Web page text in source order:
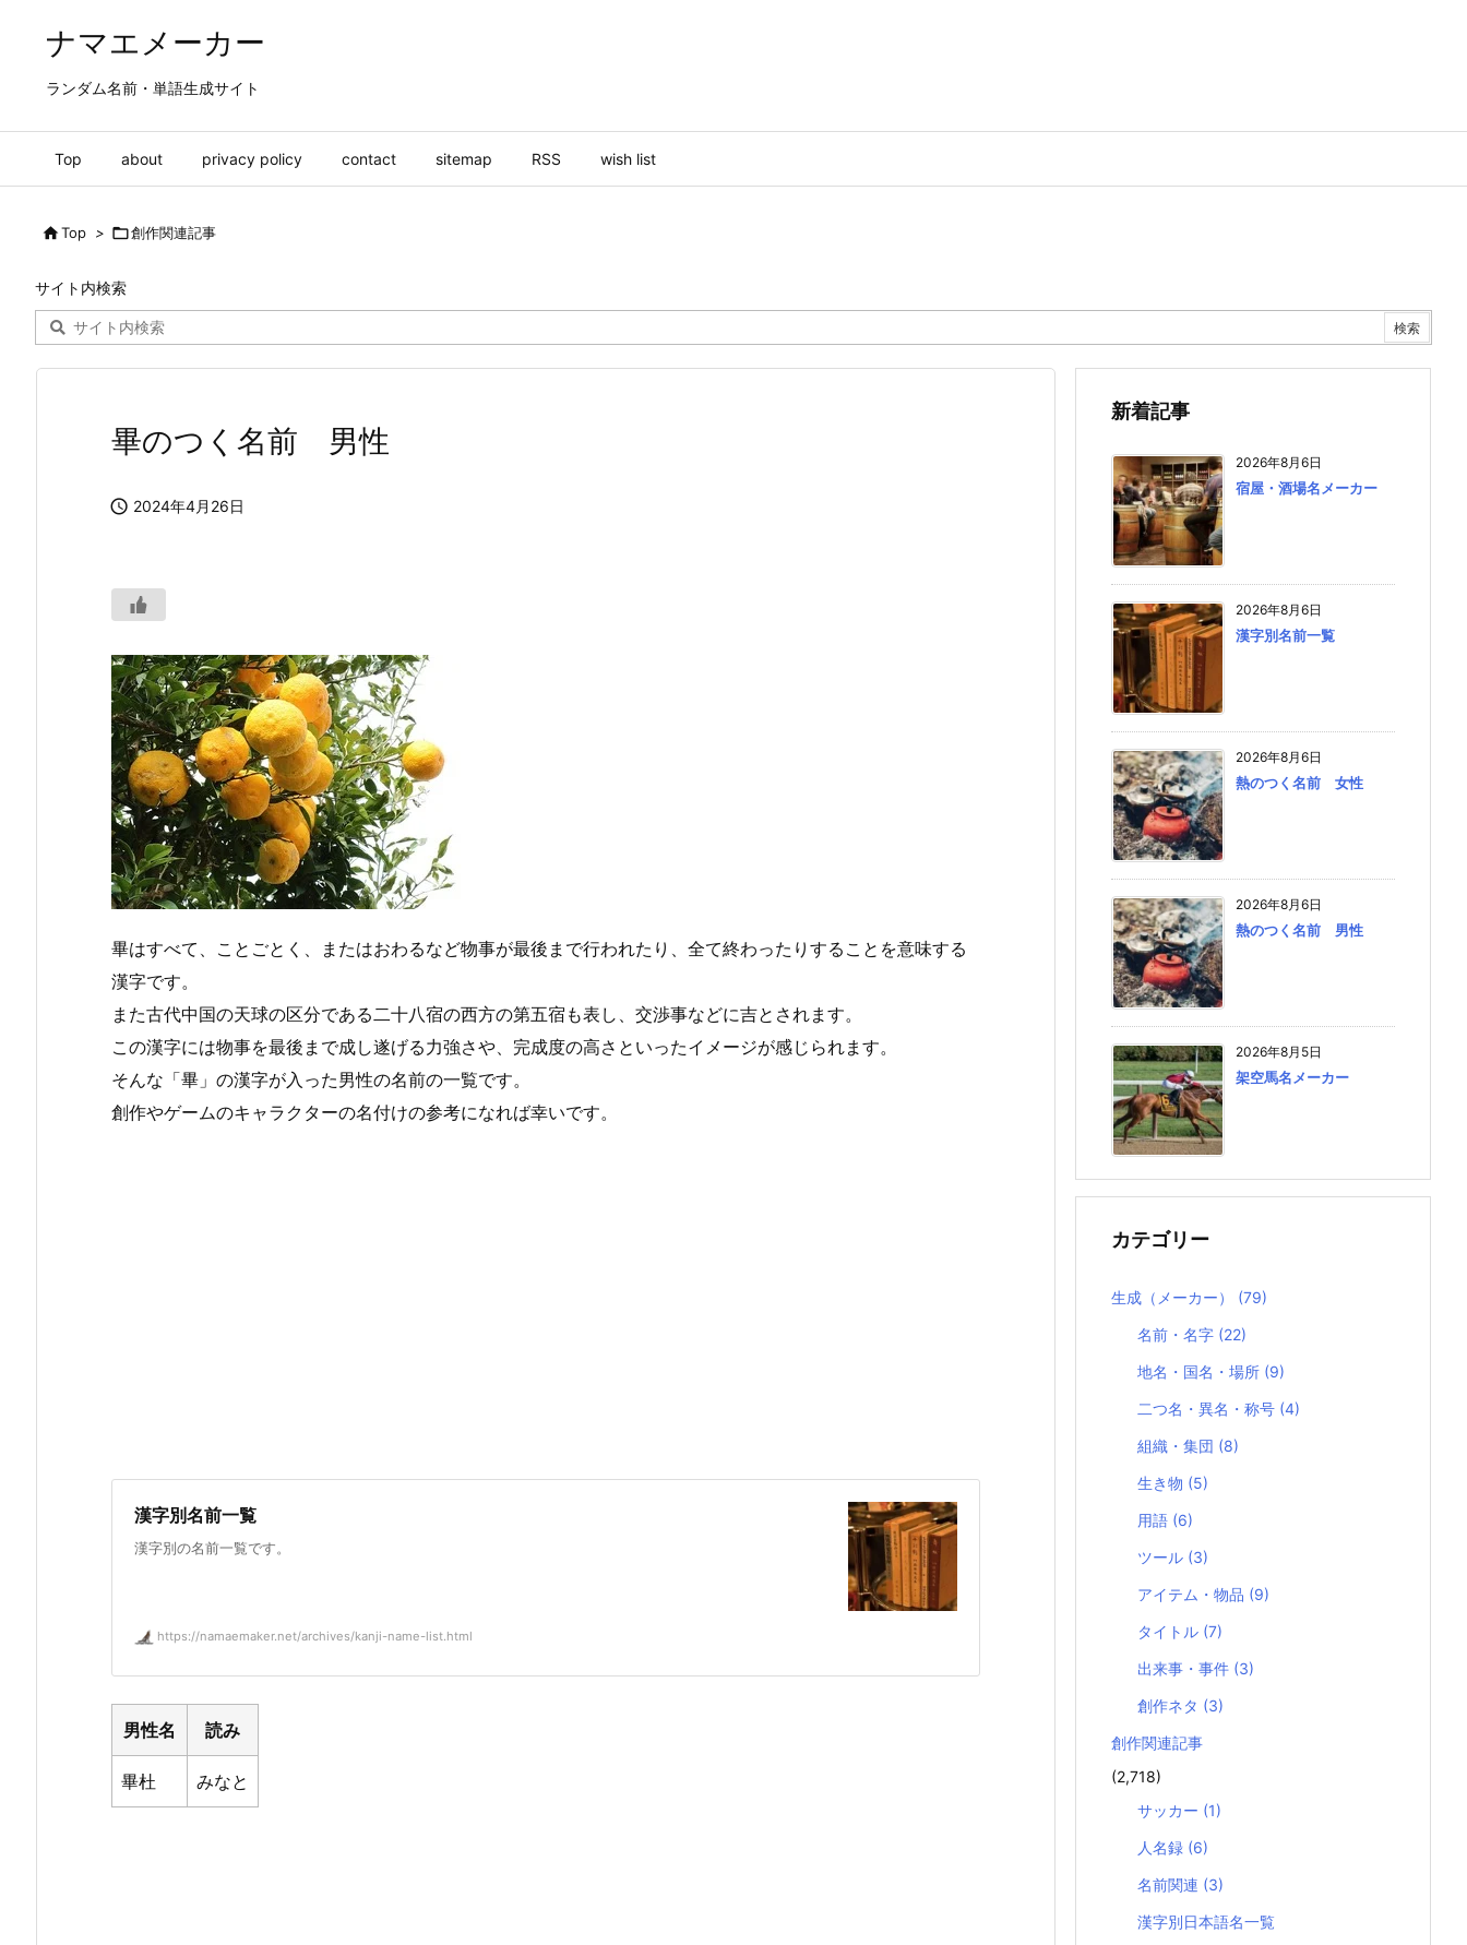
ナマエメーカー
ランダム名前・単語生成サイト
Top about privacy policy contact sitemap RSS wish list
Top > 創作関連記事
サイト内検索
畢のつく名前 男性
 2024年4月26日
畢はすべて、ことごとく、またはおわるなど物事が最後まで行われたり、全て終わったりすることを意味する
漢字です。
また古代中国の天球の区分である二十八宿の西方の第五宿も表し、交渉事などに吉とされます。
この漢字には物事を最後まで成し遂げる力強さや、完成度の高さといったイメージが感じられます。
そんな「畢」の漢字が入った男性の名前の一覧です。
創作やゲームのキャラクターの名付けの参考になれば幸いです。
漢字別名前一覧
漢字別の名前一覧です。
https://namaemaker.net/archives/kanji-name-list.html
男性名 読み
畢杜 みなと
新着記事
2026年8月6日
宿屋・酒場名メーカー
2026年8月6日
漢字別名前一覧
2026年8月6日
熱のつく名前 女性
2026年8月6日
熱のつく名前 男性
2026年8月5日
架空馬名メーカー
カテゴリー
生成（メーカー） (79)
名前・名字 (22)
地名・国名・場所 (9)
二つ名・異名・称号 (4)
組織・集団 (8)
生き物 (5)
用語 (6)
ツール (3)
アイテム・物品 (9)
タイトル (7)
出来事・事件 (3)
創作ネタ (3)
創作関連記事
(2,718)
サッカー (1)
人名録 (6)
名前関連 (3)
漢字別日本語名一覧